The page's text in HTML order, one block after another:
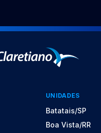
UNIDADES
Batatais/SP
Boa Vista/RR